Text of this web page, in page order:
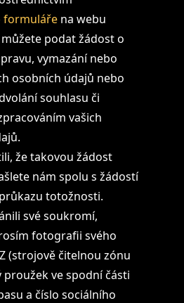
formuláře na webu
podat žádost o
vymazání nebo
osobních údajů nebo
souhlasu či
vašich
že takovou žádost
nám spolu s žádostí
totožnosti.
své soukromí,
fotografii svého
(strojově čitelnou zónu
proužek ve spodní části
a číslo sociálního